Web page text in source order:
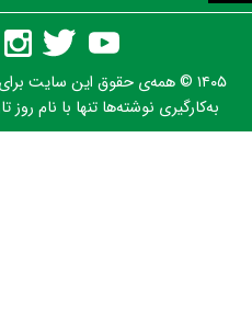
۱۴۰۵ © همه‌ی حقوق این سایت
به‌کارگیری نوشته‌ها تنها با نام